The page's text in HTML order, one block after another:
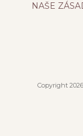
NAŠE
Copyright